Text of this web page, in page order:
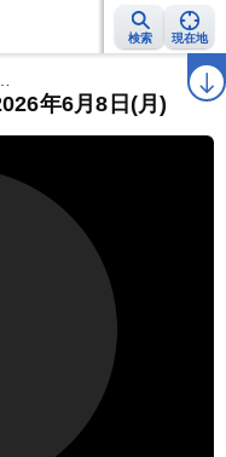
検索 現在地
ラ
年6月8日(月)